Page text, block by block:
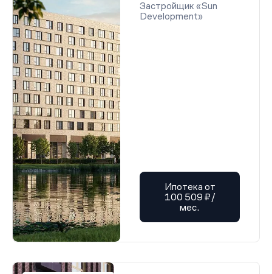
Застройщик «Sun
Development»
Ипотека от
100 509 ₽/
мес.